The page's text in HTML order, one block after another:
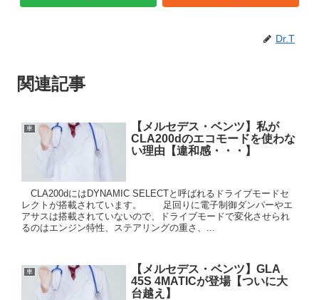
Dr.T
関連記事
車
【メルセデス・ベンツ】私が
CLA200dのエコモードを使わな
い理由【違和感・・・】
CLA200dにはDYNAMIC SELECTと呼ばれるドライブモードセ
レクトが搭載されています。 足回りに電子制御ダンパーやエ
アサスは搭載されていないので、ドライブモードで変化させられ
るのはエンジン特性、ステアリングの重さ、...
車
【メルセデス・ベンツ】GLA
45S 4MATICが登場【ついに大
台越え】